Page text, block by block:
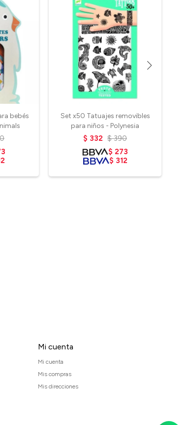
bebés
Set x50 Tatuajes removibles
para niños - Polynesia
$ 332 $ 390
$ 273
$ 312
Mi cuenta
Mi cuenta
Mis compras
Mis direcciones